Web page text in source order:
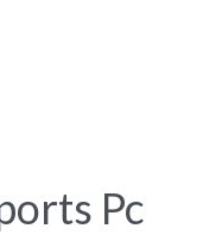
Pc